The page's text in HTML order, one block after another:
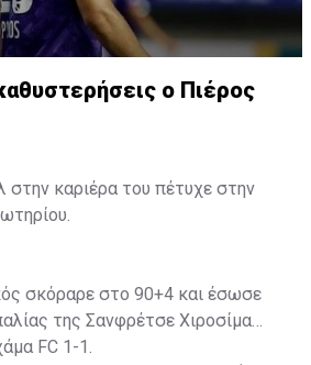
ο Πιέρος
στην καριέρα του πέτυχε στην
σκόραρε στο 90+4 και έσωσε
της Σανφρέτσε Χιροσίμα
FC 1-1.